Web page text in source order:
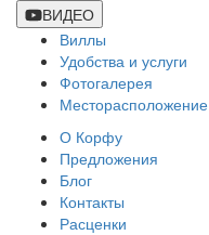
ВИДЕО
Виллы
Удобства и услуги
Фотогалерея
Месторасположение
О Корфу
Предложения
Блог
Контакты
Расценки